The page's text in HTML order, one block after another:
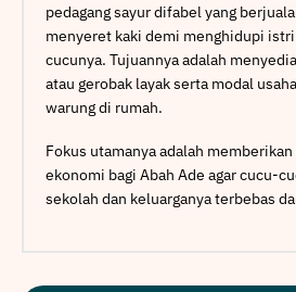
pedagang sayur difabel yang
menyeret kaki demi menghidupi
cucunya. Tujuannya adalah
atau gerobak layak serta modal
warung di rumah.
Fokus utamanya adalah
ekonomi bagi Abah Ade agar cucu-
sekolah dan keluarganya terbebas